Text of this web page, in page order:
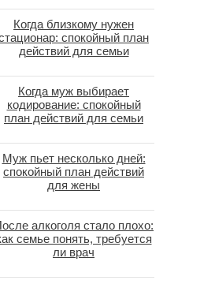
Когда близкому нужен
спокойный план
действий для семьи
Когда муж выбирает
кодирование: спокойный
план действий для семьи
Муж пьет несколько дней:
спокойный план действий
для жены
алкоголя стало плохо:
семье понять, требуется
ли врач